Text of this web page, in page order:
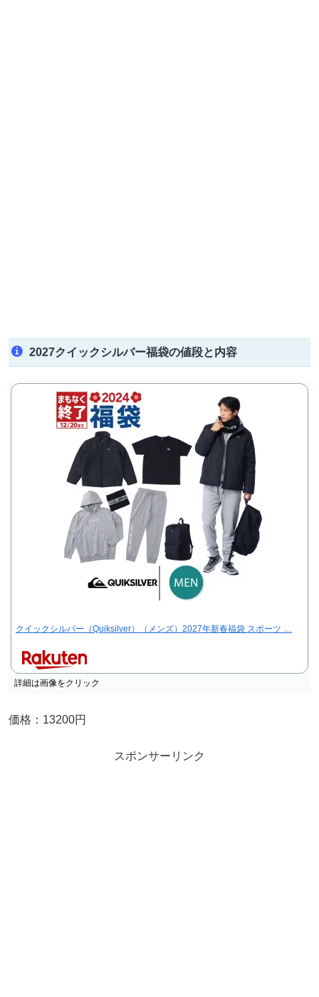
2027クイックシルバー福袋の値段と内容
クイックシルバー（Quiksilver）（メンズ）2027年新春福袋 スポーツ …
詳細は画像をクリック
価格：13200円
スポンサーリンク